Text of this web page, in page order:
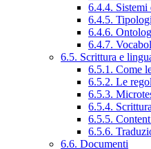
6.4.4.
6.4.5.
6.4.6.
6.4.7.
6.5. Scrittura e
6.5.1. Come
6.5.2. Le
6.5.3.
6.5.4.
6.5.5.
6.5.6.
6.6. Documenti